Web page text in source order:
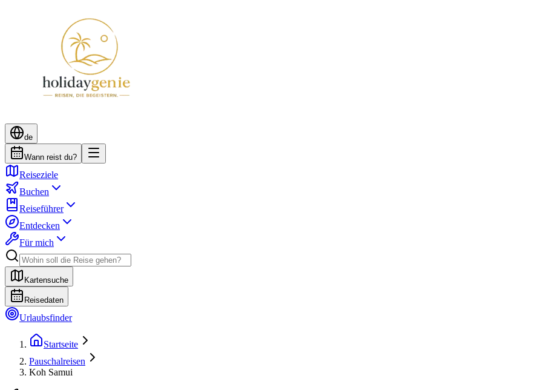
de
Wann reist du?
Reiseziele
Buchen
Reiseführer
Entdecken
Für mich
Kartensuche
Reisedaten
Urlaubsfinder
Startseite
Pauschalreisen
Koh Samui